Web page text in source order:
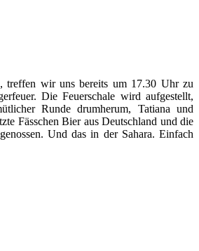
treffen wir uns bereits um 17.30 Uhr zu
Die Feuerschale wird aufgestellt,
Runde drumherum, Tatiana und
Fässchen Bier aus Deutschland und die
Und das in der Sahara. Einfach